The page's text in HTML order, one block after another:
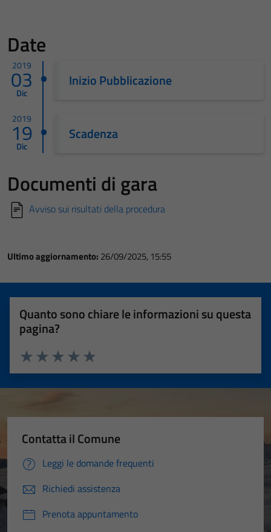
Date
2019
03
Dic
Inizio Pubblicazione
2019
19
Dic
Scadenza
Documenti di gara
Avviso sui risultati della procedura
Ultimo aggiornamento: 26/09/2025, 15:55
Quanto sono chiare le informazioni su questa
pagina?
Valuta 5 stelle su 5
Valuta 4 stelle su 5
Valuta 3 stelle su 5
Valuta 2 stelle su 5
Valuta 1 stelle su 5
Contatta il Comune
Leggi le domande frequenti
Richiedi assistenza
Prenota appuntamento